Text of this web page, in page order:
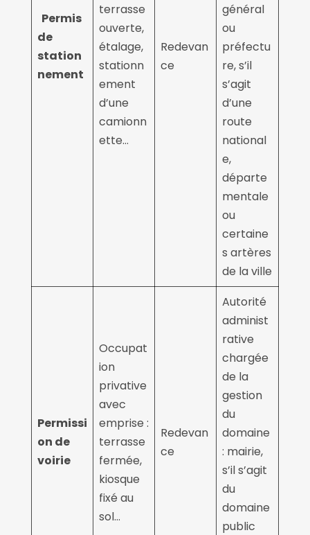
Permis
de
station
nement
terrasse
ouverte,
étalage,
stationn
ement
d’une
camionn
ette…
Redevan
ce
général
ou
préfectu
re, s’il
s’agit
d’une
route
national
e,
départe
mentale
ou
certaine
s artères
de la ville
Permissi
on de
voirie
Occupat
ion
privative
avec
emprise :
terrasse
fermée,
kiosque
fixé au
sol…
Redevan
ce
Autorité
administ
rative
chargée
de la
gestion
du
domaine
: mairie,
s’il s’agit
du
domaine
public